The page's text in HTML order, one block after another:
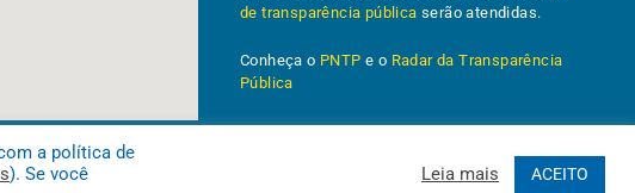
de transparência pública serão atendidas.
Conheça o PNTP e o Radar da Transparência
Pública
a política de
). Se você
Leia mais ACEITO